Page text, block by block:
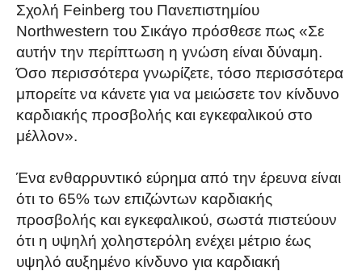
Σχολή Feinberg του Πανεπιστημίου
Northwestern του Σικάγο πρόσθεσε πως «Σε
αυτήν την περίπτωση η γνώση είναι δύναμη.
Όσο περισσότερα γνωρίζετε, τόσο περισσότερα
μπορείτε να κάνετε για να μειώσετε τον κίνδυνο
καρδιακής προσβολής και εγκεφαλικού στο
μέλλον».
Ένα ενθαρρυντικό εύρημα από την έρευνα είναι
ότι το 65% των επιζώντων καρδιακής
προσβολής και εγκεφαλικού, σωστά πιστεύουν
ότι η υψηλή χοληστερόλη ενέχει μέτριο έως
υψηλό αυξημένο κίνδυνο για καρδιακή